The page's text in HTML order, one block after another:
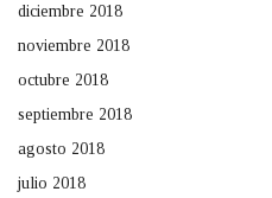
diciembre 2018
noviembre 2018
octubre 2018
septiembre 2018
agosto 2018
julio 2018